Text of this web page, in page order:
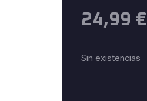
24,99 €
Sin existencias